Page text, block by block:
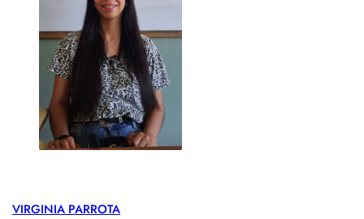
VIRGINIA PARROTA